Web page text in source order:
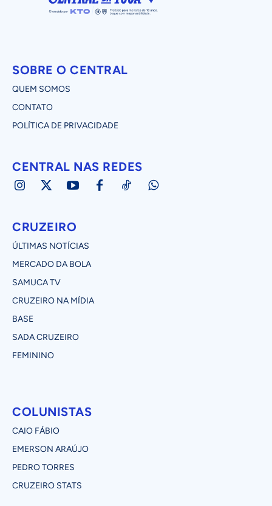
SOBRE O CENTRAL
QUEM SOMOS
CONTATO
POLÍTICA DE PRIVACIDADE
CENTRAL NAS REDES
CRUZEIRO
ÚLTIMAS NOTÍCIAS
MERCADO DA BOLA
SAMUCA TV
CRUZEIRO NA MÍDIA
BASE
SADA CRUZEIRO
FEMININO
COLUNISTAS
CAIO FÁBIO
EMERSON ARAÚJO
PEDRO TORRES
CRUZEIRO STATS